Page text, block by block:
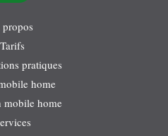
Tarifs
pratiques
home
mobile home